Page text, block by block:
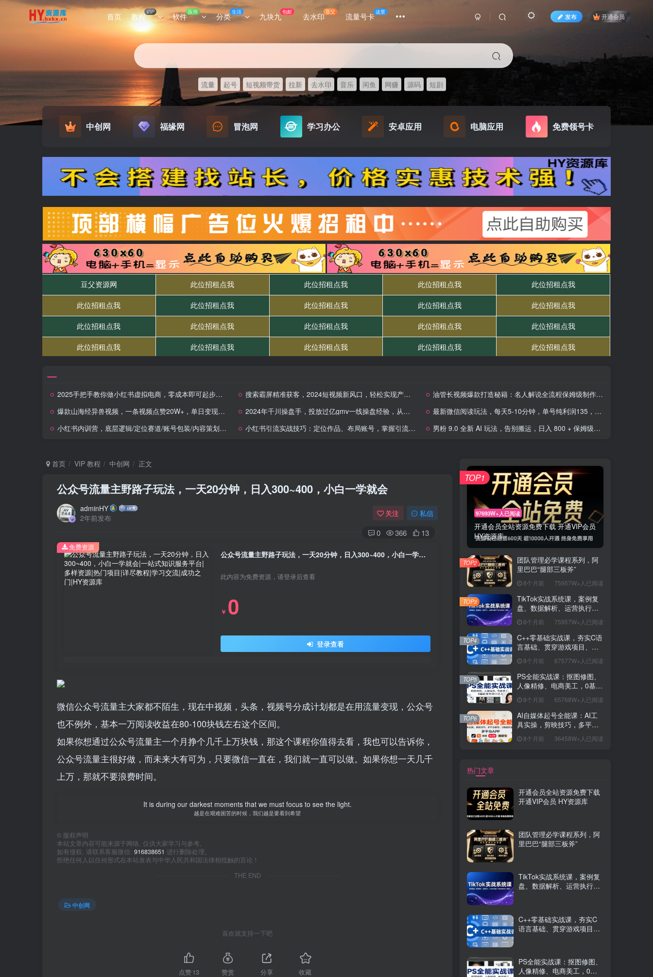
首页 教程VIP 软件 应用 分类生活 九块九包邮 去水印豆父 流量号卡这里
发布 开通会员
流量 起号 短视频带货 拉新 去水印 音乐 闲鱼 网赚 源码 短剧
中创网 福缘网 冒泡网 学习办公 安卓应用 电脑应用 免费领号卡
2025手把手教你做小红书虚拟电商，零成本即可起步操作 搜索霸屏精准获客，2024短视频新风口，轻松实现产品霸屏
油管长视频爆款打造秘籍：名人解说全流程保姆级制作全流程，出海挣美金
爆款山海经异兽视频，一条视频点赞20W+，单日变现1000+
2024年千川操盘手，投放过亿gmv一线操盘经验，从千川策略大思路到小细节，全盘拆解
最新微信阅读玩法，每天5-10分钟，单号纯利润135，简单0成本，小白轻松…
小红书内训营，底层逻辑/定位赛道/账号包装/内容策划/爆款创作/年入百万
小红书引流实战技巧：定位作品、布局账号，掌握引流全攻略 男粉 9.0 全新 AI 玩法，告别搬运，日入 800 + 保姆级教程
首页 VIP 教程 中创网 正文
公众号流量主野路子玩法，一天20分钟，日入300~400，小白一学就会
adminHY
2年前发布
关注 私信
0 366 13
公众号流量主野路子玩法，一天20分钟，日入300~400，小白一学就会
此内容为免费资源，请登录后查看
￥ 0
登录查看
免费资源
微信公众号流量主大家都不陌生，现在中视频，头条，视频号分成计划都是在用流量变现，公众号
也不例外，基本一万阅读收益在80-100块钱左右这个区间。
如果你想通过公众号流量主一个月挣个几千上万块钱，那这个课程你值得去看，我也可以告诉你，
公众号流量主很好做，而未来大有可为，只要微信一直在，我们就一直可以做。如果你想一天几千
上万，那就不要浪费时间。
It is during our darkest moments that we must focus to see the light.
越是在艰难困苦的时候，我们越是要看到希望
© 版权声明
本站文章内容可能来源于网络, 仅供大家学习与参考,
如有侵权, 请联系客服微信: 916838651 进行删除处理。
拒绝任何人以任何形式在本站发表与中华人民共和国法律相抵触的言论！
THE END
中创网
喜欢就支持一下吧
点赞13 赞赏 分享 收藏
97693W+人已阅读
开通会员全站资源免费下载 开通VIP会员
HY资源库
TOP1
团队管理必学课程系列，阿
里巴巴“腿部三板斧”
8个月前 75957W+人已阅读
TOP2
TikTok实战系统课，案例复
盘、数据解析、运营执行，
（更新）
8个月前 75957W+人已阅读
TOP3
C++零基础实战课，夯实C语
言基础、贯穿游戏项目、掌
薪15K+岗位
8个月前 67577W+人已阅读
TOP4
PS全能实战课：抠图修图、
人像精修、电商美工，0基础
8个月前 65768W+人已阅读
TOP5
AI自媒体起号全能课：AI工
具实操，剪映技巧，多平台
8个月前 36458W+人已阅读
TOP6
热门文章
开通会员全站资源免费下载
开通VIP会员 HY资源库
团队管理必学课程系列，阿
里巴巴“腿部三板斧”
TikTok实战系统课，案例复
盘、数据解析、运营执行，
C++零基础实战课，夯实C
语言基础、贯穿游戏项目、
PS全能实战课：抠图修图、
人像精修、电商美工，0基